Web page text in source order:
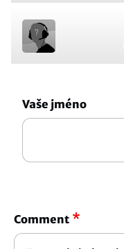
Vaše jméno
Comment